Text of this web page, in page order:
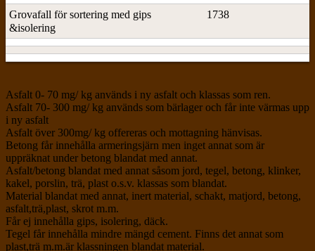
Grovafall för sortering med gips
&isolering
1738
Asfalt 0- 70 mg/ kg används i ny asfalt och klassas som ren.
Asfalt 70- 300 mg/ kg används som bärlager och får inte värmas upp
i ny asfalt
Asfalt över 300mg/ kg offereras och mottagning hänvisas.
Betong får innehålla armeringsjärn men inget annat som är
uppräknat under betong blandat med annat.
Asfalt/betong blandat med annat såsom jord, tegel, betong, klinker,
kakel, porslin, trä, plast o.s.v. klassas som blandat.
Material blandat med annat, inert material, schakt, matjord, betong,
asfalt,trä,plast, skrot m.m.
Får ej innehålla gips, isolering, däck.
Tegel får innehålla mindre mängd cement. Finns det annat som
plast,trä m.m.är klassningen blandat material.